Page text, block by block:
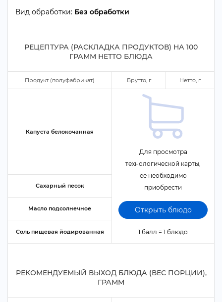
ид обработки: Без обработки
РЕЦЕПТУРА (РАСКЛАДКА ПРОДУКТОВ) НА 100
ГРАММ НЕТТО БЛЮДА
Продукт (полуфабрикат) Брутто, Нетто,
Капуста белокочанная
Для просмотра
технологической карты,
ее необходимо
приобрести
Открыть блюдо
1 балл = 1 блюдо
Сахарный песок
Масло подсолнечное
Соль пищевая йодированная
РЕКОМЕНДУЕМЫЙ ВЫХОД БЛЮДА (ВЕС ПОРЦИИ),
ГРАММ